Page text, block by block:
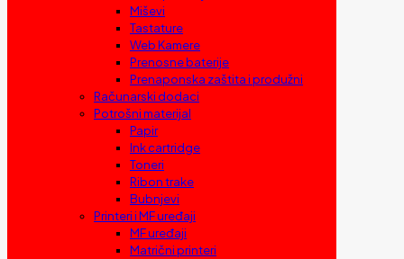
Miševi
Tastature
Web Kamere
Prenosne baterije
Prenaponska zaštita i produžni
Računarski dodaci
Potrošni materijal
Papir
Ink cartridge
Toneri
Ribon trake
Bubnjevi
Printeri i MF uređaji
MF uređaji
Matrični printeri